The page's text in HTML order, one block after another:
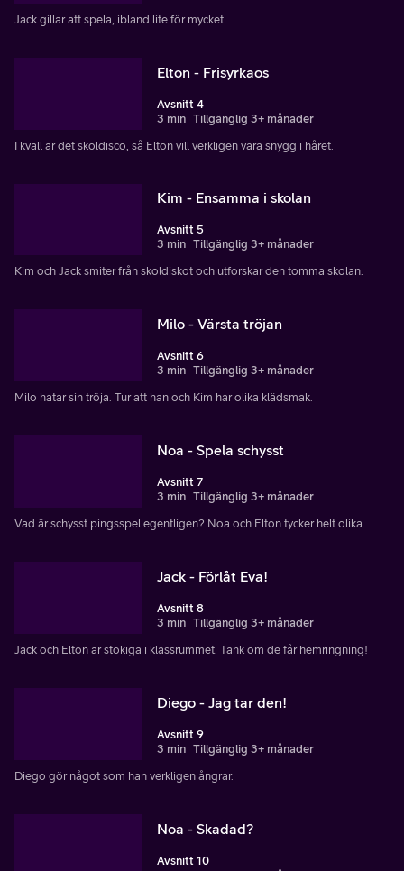
Jack gillar att spela, ibland lite för mycket.
Elton - Frisyrkaos
Avsnitt 4
3 min Tillgänglig 3+ månader
I kväll är det skoldisco, så Elton vill verkligen vara snygg i håret.
Kim - Ensamma i skolan
Avsnitt 5
3 min Tillgänglig 3+ månader
Kim och Jack smiter från skoldiskot och utforskar den tomma skolan.
Milo - Värsta tröjan
Avsnitt 6
3 min Tillgänglig 3+ månader
Milo hatar sin tröja. Tur att han och Kim har olika klädsmak.
Noa - Spela schysst
Avsnitt 7
3 min Tillgänglig 3+ månader
Vad är schysst pingsspel egentligen? Noa och Elton tycker helt olika.
Jack - Förlåt Eva!
Avsnitt 8
3 min Tillgänglig 3+ månader
Jack och Elton är stökiga i klassrummet. Tänk om de får hemringning!
Diego - Jag tar den!
Avsnitt 9
3 min Tillgänglig 3+ månader
Diego gör något som han verkligen ångrar.
Noa - Skadad?
Avsnitt 10